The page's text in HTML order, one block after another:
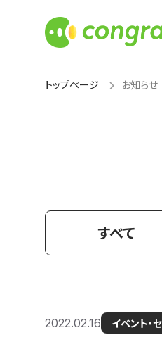
トップページ お知らせ
すべて
2022.02.16 イベント・